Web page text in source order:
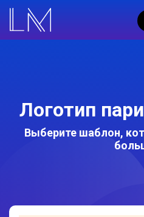
Логотип
Выберите шаблон,